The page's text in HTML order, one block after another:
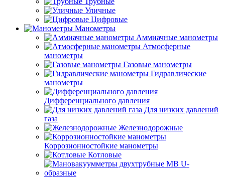
Уличные
Цифровые
Манометры
Аммиачные манометры
Атмосферные
манометры
Газовые манометры
Гидравлические
манометры
Дифференциального давления
Для низких давлений
газа
Железнодорожные
Коррозионностойкие манометры
Котловые